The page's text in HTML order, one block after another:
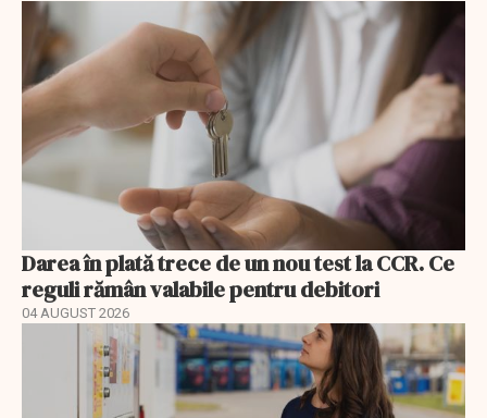
Darea în plată trece de un nou test la CCR. Ce
reguli rămân valabile pentru debitori
04 AUGUST 2026